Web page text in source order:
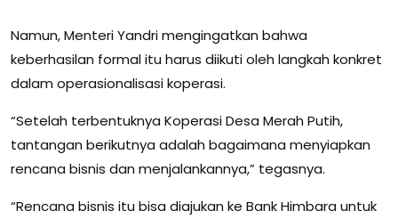
Namun, Menteri Yandri mengingatkan bahwa
keberhasilan formal itu harus diikuti oleh langkah konkret
dalam operasionalisasi koperasi.
“Setelah terbentuknya Koperasi Desa Merah Putih,
tantangan berikutnya adalah bagaimana menyiapkan
rencana bisnis dan menjalankannya,” tegasnya.
“Rencana bisnis itu bisa diajukan ke Bank Himbara untuk